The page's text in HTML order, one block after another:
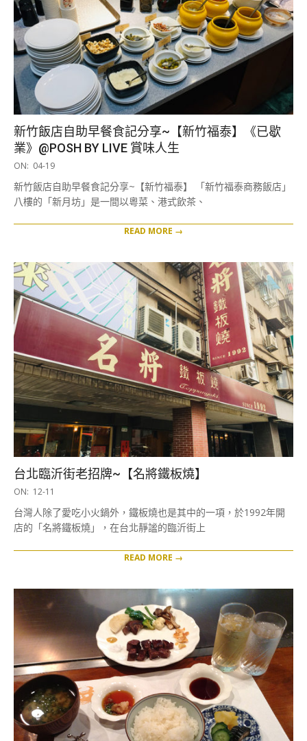
新竹飯店自助早餐食記分享~【新竹福泰】《已歇
業》@POSH BY LIVE 賞味人生
2019-
19
ON: 04-19
新竹飯店自助早餐食記分享~【新竹福泰】 「新竹福泰商務飯店」
八樓的「新月坊」是一間以粵菜、港式飲茶、
READ MORE →
台北臨沂街老招牌~【名將鐵板燒】
2018-
11
ON: 12-11
台灣人除了愛吃小火鍋外，鐵板燒也是其中的一項，於1992年開
店的「名將鐵板燒」，在台北靜謐的臨沂街上
READ MORE →